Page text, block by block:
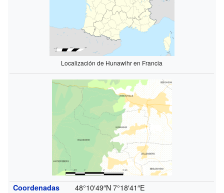
Localización de Hunawihr en Francia
Coordenadas 48°10′49″N 7°18′41″E